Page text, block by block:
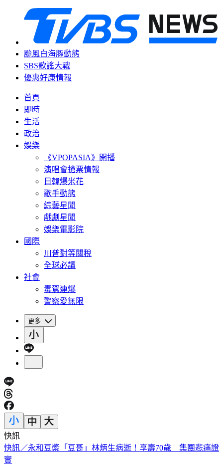
颱風白海豚動態
SBS歌謠大戰
優惠好康情報
首頁
即時
生活
政治
娛樂
《VPOPASIA》開播
演唱會搶票情報
日韓爆米花
歌手動態
綜藝星聞
戲劇星聞
娛樂電影院
國際
川普對等關稅
全球必讀
社會
毒駕連爆
警察愛無限
更多
快訊
獨／阿公比YA成訣別！家屬控「達文西手術劃破腸」術後12
天亡